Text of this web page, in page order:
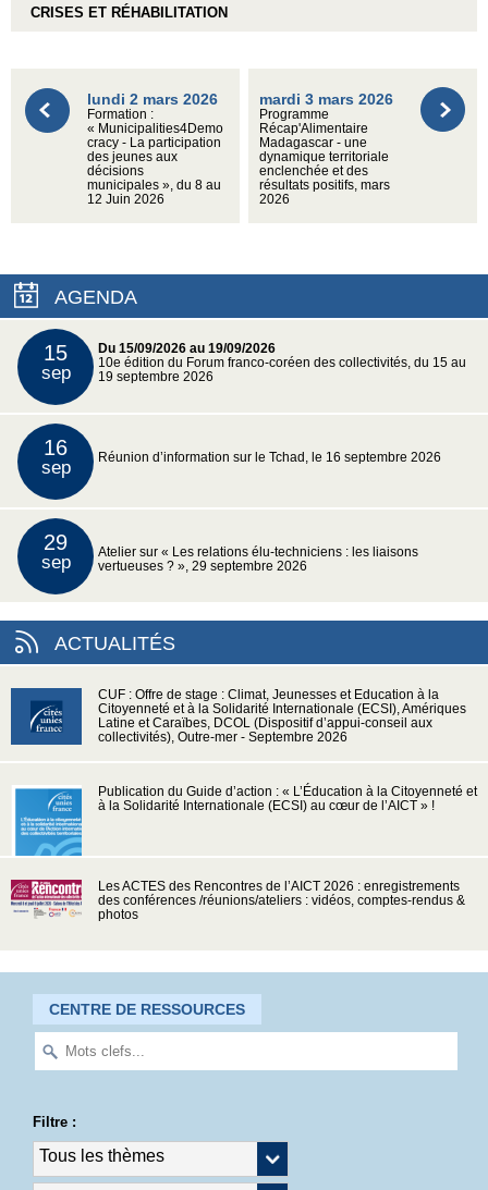
CRISES ET RÉHABILITATION
lundi 2 mars 2026
Formation :
« Municipalities4Demo
cracy - La participation
des jeunes aux
décisions
municipales », du 8 au
12 Juin 2026
mardi 3 mars 2026
Programme
Récap'Alimentaire
Madagascar - une
dynamique territoriale
enclenchée et des
résultats positifs, mars
2026
AGENDA
15
sep
Du 15/09/2026 au 19/09/2026
10e édition du Forum franco-coréen des collectivités, du 15 au
19 septembre 2026
16
sep Réunion d’information sur le Tchad, le 16 septembre 2026
29
sep
Atelier sur « Les relations élu-techniciens : les liaisons
vertueuses ? », 29 septembre 2026
ACTUALITÉS
CUF : Offre de stage : Climat, Jeunesses et Education à la
Citoyenneté et à la Solidarité Internationale (ECSI), Amériques
Latine et Caraïbes, DCOL (Dispositif d’appui-conseil aux
collectivités), Outre-mer - Septembre 2026
Publication du Guide d’action : « L’Éducation à la Citoyenneté et
à la Solidarité Internationale (ECSI) au cœur de l’AICT » !
Les ACTES des Rencontres de l’AICT 2026 : enregistrements
des conférences /réunions/ateliers : vidéos, comptes-rendus &
photos
CENTRE DE RESSOURCES
Filtre :